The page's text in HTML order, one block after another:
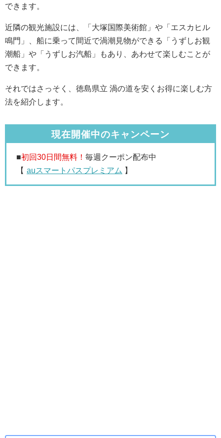
できます。
近隣の観光施設には、「大塚国際美術館」や「エスカヒル
鳴門」、船に乗って間近で渦潮見物ができる「うずしお観
潮船」や「うずしお汽船」もあり、あわせて楽しむことが
できます。
それではさっそく、徳島県立 渦の道を安くお得に楽しむ方
法を紹介します。
現在開催中のキャンペーン
■初回30日間無料！ 毎週クーポン配布中
【 auスマートパスプレミアム 】